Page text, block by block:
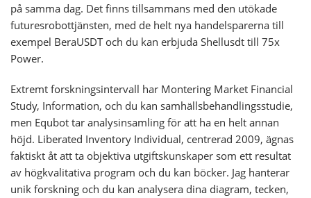
på samma dag. Det finns tillsammans med den utökade
futuresrobottjänsten, med de helt nya handelsparerna till
exempel BeraUSDT och du kan erbjuda Shellusdt till 75x
Power.
Extremt forskningsintervall har Montering Market Financial
Study, Information, och du kan samhällsbehandlingsstudie,
men Equbot tar analysinsamling för att ha en helt annan
höjd. Liberated Inventory Individual, centrerad 2009, ägnas
faktiskt åt att ta objektiva utgiftskunskaper som ett resultat
av högkvalitativa program och du kan böcker. Jag hanterar
unik forskning och du kan analysera dina diagram, tecken,